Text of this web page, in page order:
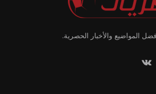
المواضيع والأخبار الحصرية.